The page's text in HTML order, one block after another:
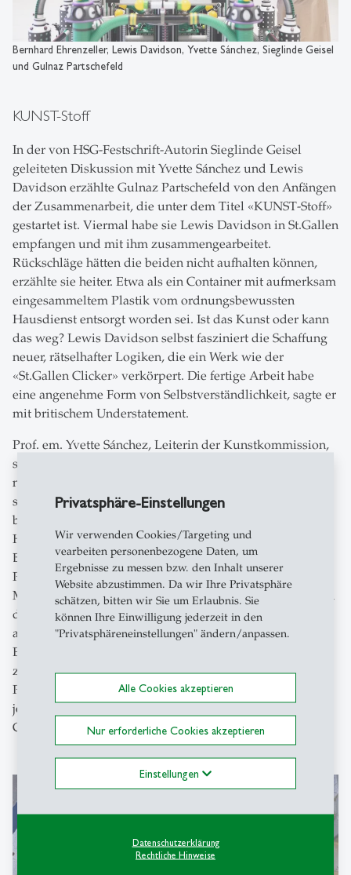
Privatsphäre-Einstellungen
Wir verwenden Cookies/Targeting und
vearbeiten personenbezogene Daten, um
Ergebnisse zu messen bzw. den Inhalt unserer
Website abzustimmen. Da wir Ihre Privatsphäre
schätzen, bitten wir Sie um Erlaubnis. Sie
können Ihre Einwilligung jederzeit in den
"Privatsphäreneinstellungen" ändern/anpassen.
Alle Cookies akzeptieren
Nur erforderliche Cookies akzeptieren
Einstellungen
Datenschutzerklärung
Rechtliche Hinweise
Bernhard Ehrenzeller, Lewis Davidson, Yvette Sánchez, Sieglinde Geisel
und Gulnaz Partschefeld
KUNST-Stoff
In der von HSG-Festschrift-Autorin Sieglinde Geisel
geleiteten Diskussion mit Yvette Sánchez und Lewis
Davidson erzählte Gulnaz Partschefeld von den Anfängen
der Zusammenarbeit, die unter dem Titel «KUNST-Stoff»
gestartet ist. Viermal habe sie Lewis Davidson in St.Gallen
empfangen und mit ihm zusammengearbeitet.
Rückschläge hätten die beiden nicht aufhalten können,
erzählte sie heiter. Etwa als ein Container mit aufmerksam
eingesammeltem Plastik vom ordnungsbewussten
Hausdienst entsorgt worden sei. Ist das Kunst oder kann
das weg? Lewis Davidson selbst fasziniert die Schaffung
neuer, rätselhafter Logiken, die ein Werk wie der
«St.Gallen Clicker» verkörpert. Die fertige Arbeit habe
eine angenehme Form von Selbstverständlichkeit, sagte er
mit britischem Understatement.
Prof. em. Yvette Sánchez, Leiterin der Kunstkommission,
stellte Davidson und sein bisheriges Schaffen vor und
nahm eine erste Einordnung des Werkes vor. So würdigte
sie «18 Flags», eine frühe Arbeit, mit der Lewis Davidson
bereits
HSG auf sich aufmerksam gemacht habe. Mit weitem
Blick auf andere zeitgenössische Kunstwerke, die aus
Plastik gefertigt werden, unterstrich sie: «In der grossen
Masse der plastischenobjets trouvésin der Kunst stechen
die Clicker durch den Aspekt ausgeklügelter Maschinen,
also des Maschinenbaus in der Kunst, hervor.» Die
Einordnungen und Interpretationen setzten sich im
zweiten Teil der Vernissage fort. Professorinnen und
Professoren der HSG dachten vor dem Hintergrund ihrer
jeweiligen Fachdisziplinen laut nach über den «St.Gallen
Clicker». Es war ein kleines Diskursfeuerwerk.